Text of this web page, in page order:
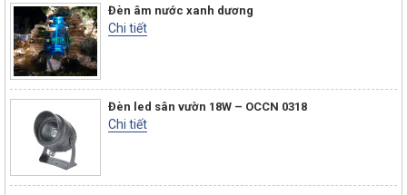
Đèn âm nước xanh dương
Chi tiết
Đèn led sân vườn 18W – OCCN 0318
Chi tiết